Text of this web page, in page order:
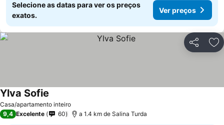
Selecione as datas para ver os preços
exatos.
Ver preços
Partilhar
Casa/apartamento inteiro
Ylva Sofie
9,4 Excelente 60 a 1.4 km de Salina Turda